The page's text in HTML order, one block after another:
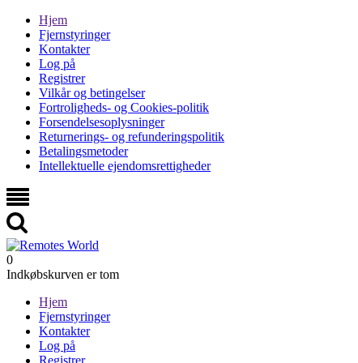
Hjem
Fjernstyringer
Kontakter
Log på
Registrer
Vilkår og betingelser
Fortroligheds- og Cookies-politik
Forsendelsesoplysninger
Returnerings- og refunderingspolitik
Betalingsmetoder
Intellektuelle ejendomsrettigheder
0
Indkøbskurven er tom
Hjem
Fjernstyringer
Kontakter
Log på
Registrer